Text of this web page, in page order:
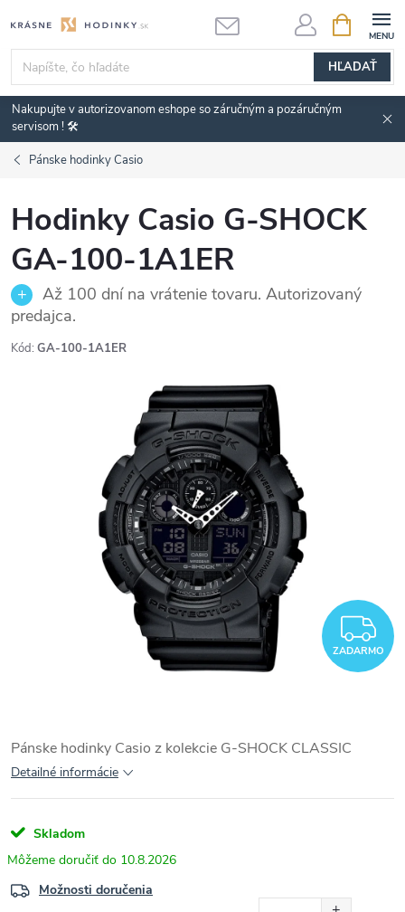
na
obsah
HĽADAŤ
KOŠÍK
Nakupujte v autorizovanom eshope so záručným a pozáručným
servisom ! 🛠️
Pánske hodinky Casio
Hodinky Casio G-SHOCK
GA-100-1A1ER
Až 100 dní na vrátenie tovaru. Autorizovaný
predajca.
Kód: GA-100-1A1ER
ZADARMO
Pánske hodinky Casio z kolekcie G-SHOCK CLASSIC
Detailné informácie
Skladom
10.8.2026
Možnosti doručenia